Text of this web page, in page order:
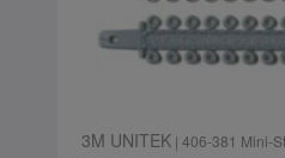
3M UNITEK| 406-381 Mini-